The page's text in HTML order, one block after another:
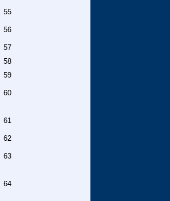
55
56
57
58
59
60
61
62
63
64